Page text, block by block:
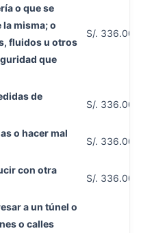
o que se
misma; o
fluidos u otros
que
S/. 336.00
de
S/. 336.00
o hacer mal
S/. 336.00
con otra
S/. 336.00
a un túnel o
o calles